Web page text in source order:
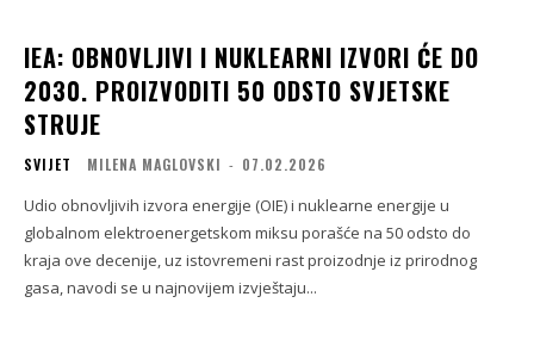
IEA: OBNOVLJIVI I NUKLEARNI IZVORI ĆE DO
2030. PROIZVODITI 50 ODSTO SVJETSKE
STRUJE
SVIJET MILENA MAGLOVSKI - 07.02.2026
Udio obnovljivih izvora energije (OIE) i nuklearne energije u
globalnom elektroenergetskom miksu porašće na 50 odsto do
kraja ove decenije, uz istovremeni rast proizodnje iz prirodnog
gasa, navodi se u najnovijem izvještaju...